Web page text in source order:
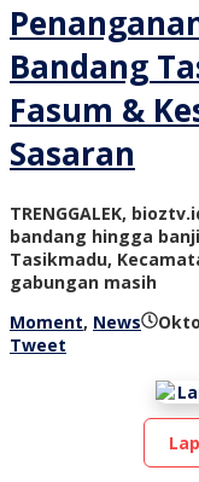
Bandang
Fasum &
Sasaran
TRENGGALEK,
bandang hingga
Tasikmadu,
gabungan masih
Moment, News
Tweet